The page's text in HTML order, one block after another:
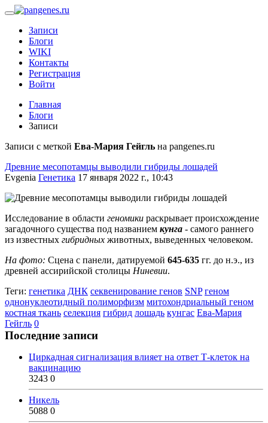
Записи
Блоги
WIKI
Контакты
Регистрация
Войти
Главная
Блоги
Записи
Записи с меткой Ева-Мария Гейгль на pangenes.ru
Древние месопотамцы выводили гибриды лошадей
Evgenia Генетика 17 января 2022 г., 10:43
Исследование в области геномики раскрывает происхождение
загадочного существа под названием кунга - самого раннего
из известных гибридных животных, выведенных человеком.
На фото: Сцена с панели, датируемой 645-635 гг. до н.э., из
древней ассирийской столицы Ниневии.
Теги: генетика ДНК секвенирование генов SNP геном
однонуклеотидный полиморфизм митохондриальный геном
костная ткань селекция гибрид лошадь кунгас Ева-Мария
Гейгль 0
Последние записи
Циркадная сигнализация влияет на ответ Т-клеток на
вакцинацию
3243 0
Никель
5088 0